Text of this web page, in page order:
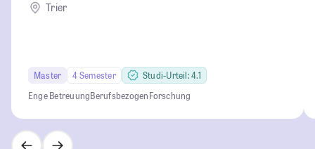
Trier
Master 4 Semester
Studi-Urteil: 4.1
Enge BetreuungBerufsbezogenForschung